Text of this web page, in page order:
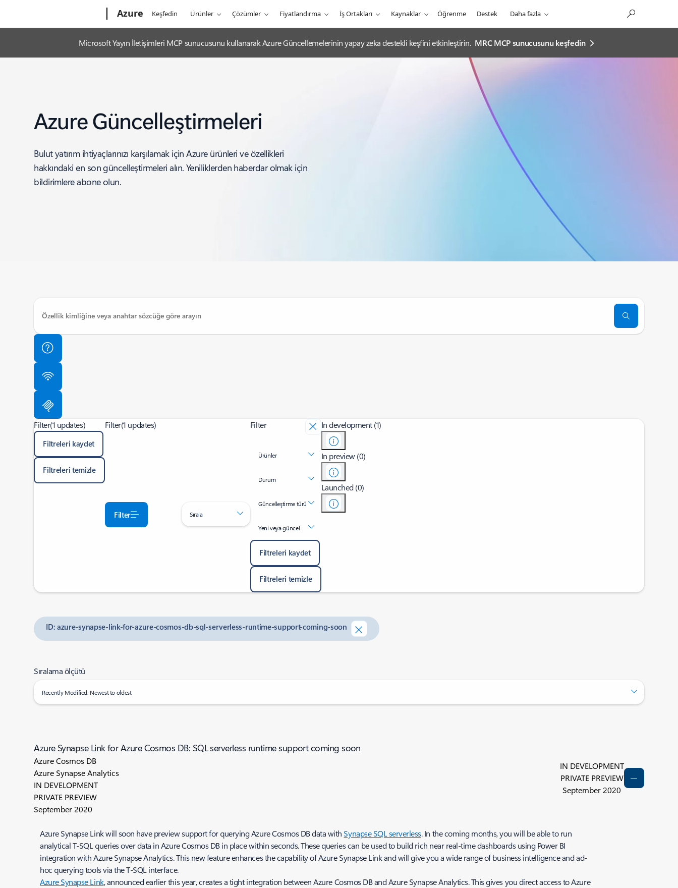
Azure Keşfedin Ürünler Çözümler Fiyatlandırma İş Ortakları Kaynaklar Öğrenme Destek Daha fazla
Microsoft Yayın İletişimleri MCP sunucusunu kullanarak Azure Güncellemelerinin yapay zeka destekli keşfini etkinleştirin. MRC MCP sunucusunu keşfedin
Azure Güncelleştirmeleri
Bulut yatırım ihtiyaçlarınızı karşılamak için Azure ürünleri ve özellikleri
hakkındaki en son güncelleştirmeleri alın. Yeniliklerden haberdar olmak için
bildirimlere abone olun.
Filter(1 updates)
Filtreleri kaydet
Filtreleri temizle
Filter(1 updates)
Filter Sırala
Filter
Ürünler
Durum
Güncelleştirme türü
Yeni veya güncel
Filtreleri kaydet
Filtreleri temizle
In development (1)
In preview (0)
Launched (0)
ID: azure-synapse-link-for-azure-cosmos-db-sql-serverless-runtime-support-coming-soon
Sıralama ölçütü
Recently Modified: Newest to oldest
Azure Synapse Link for Azure Cosmos DB: SQL serverless runtime support coming soon
Azure Cosmos DB
Azure Synapse Analytics
IN DEVELOPMENT
PRIVATE PREVIEW
September 2020
IN DEVELOPMENT
PRIVATE PREVIEW
September 2020
Azure Synapse Link will soon have preview support for querying Azure Cosmos DB data withSynapse SQL serverless. In the coming months, you will be able to run
analytical T-SQL queries over data in Azure Cosmos DB in place within seconds. These queries can be used to build rich near real-time dashboards using Power BI
integration with Azure Synapse Analytics. This new feature enhances the capability of Azure Synapse Link and will give you a wide range of business intelligence and ad-
hoc querying tools via the T-SQL interface.
Azure Synapse Link, announced earlier this year, creates a tight integration between Azure Cosmos DB and Azure Synapse Analytics. This gives you direct access to Azure